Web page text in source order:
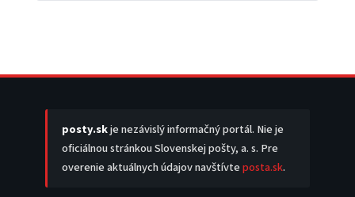
posty.skje nezávislý informačný portál. Nie je
oficiálnou stránkou Slovenskej pošty, a. s. Pre
overenie aktuálnych údajov navštívteposta.sk.